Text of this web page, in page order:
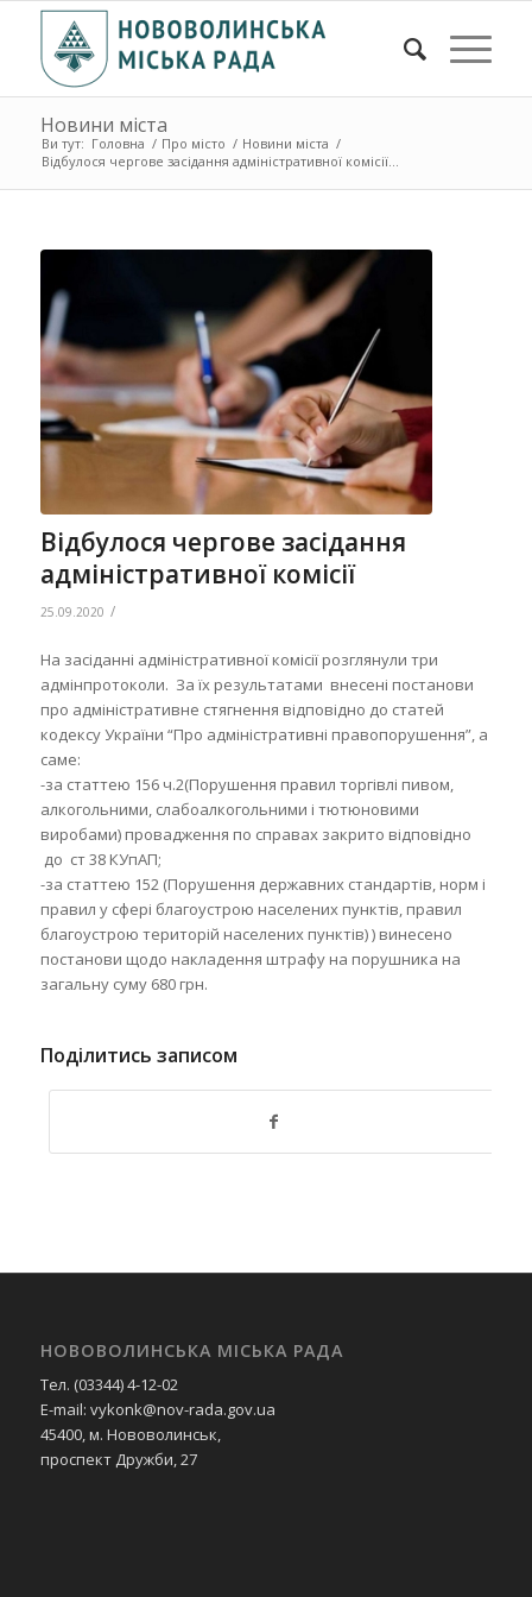
Новини міста
Ви тут: Головна / Про місто / Новини міста /
Відбулося чергове засідання адміністративної комісії...
Відбулося чергове засідання
адміністративної комісії
25.09.2020 /
На засіданні адміністративної комісії розглянули три
адмінпротоколи. За їх результатами внесені постанови
про адміністративне стягнення відповідно до статей
кодексу України “Про адміністративні правопорушення”, а
саме:
-за статтею 156 ч.2(Порушення правил торгівлі пивом,
алкогольними, слабоалкогольними і тютюновими
виробами) провадження по справах закрито відповідно
до ст 38 КУпАП;
-за статтею 152 (Порушення державних стандартів, норм і
правил у сфері благоустрою населених пунктів, правил
благоустрою територій населених пунктів) ) винесено
постанови щодо накладення штрафу на порушника на
загальну суму 680 грн.
Поділитись записом
НОВОВОЛИНСЬКА МІСЬКА РАДА
Тел. (03344) 4-12-02
E-mail: vykonk@nov-rada.gov.ua
45400, м. Нововолинськ,
проспект Дружби, 27